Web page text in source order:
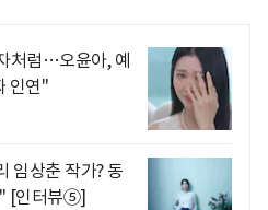
처럼…오윤아, 예
인연"
임상춘 작가? 동
" [인터뷰⑤]